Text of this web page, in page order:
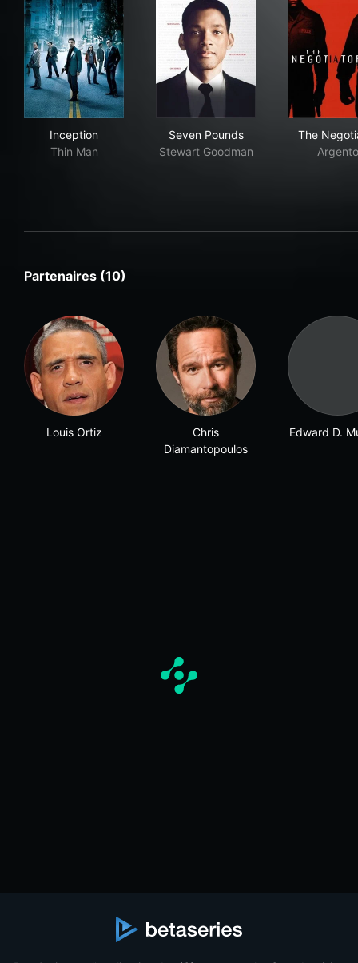
Inception
Thin Man
Seven Pounds
Stewart Goodman
The
Argento
Partenaires (10)
Louis Ortiz
Chris
Diamantopoulos
Edward D.